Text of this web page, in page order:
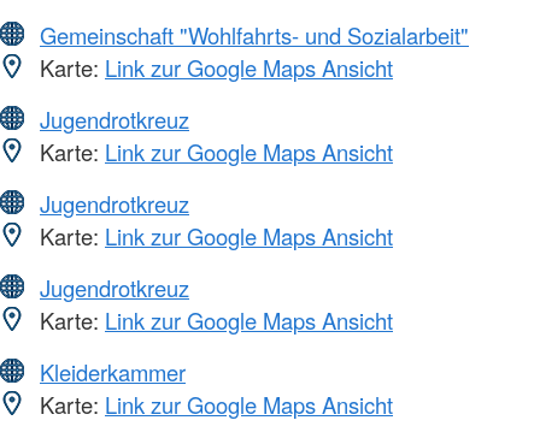
Gemeinschaft "Wohlfahrts- und Sozialarbeit"
Karte: Link zur Google Maps Ansicht
Jugendrotkreuz
Karte: Link zur Google Maps Ansicht
Jugendrotkreuz
Karte: Link zur Google Maps Ansicht
Jugendrotkreuz
Karte: Link zur Google Maps Ansicht
Kleiderkammer
Karte: Link zur Google Maps Ansicht